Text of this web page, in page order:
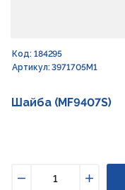
Код: 184295
Артикул: 3971705M1
Шайба (MF9407S)